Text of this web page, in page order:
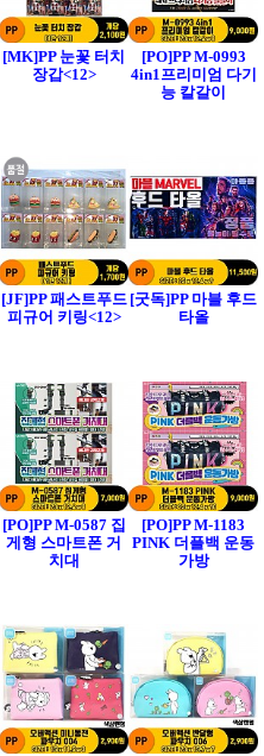
[MK]PP 눈꽃 터치
장갑<12>
[PO]PP M-0993
4in1프리미엄 다기
능 칼갈이
[JF]PP 패스트푸드
피규어 키링<12>
[굿독]PP 마블 후드
타올
[PO]PP M-0587 집
게형 스마트폰 거
치대
[PO]PP M-1183
PINK 더플백 운동
가방